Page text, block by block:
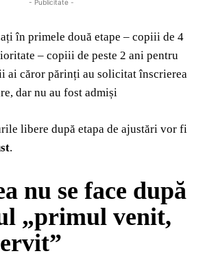
- Publicitate -
în primele două etape – copiii de 4
– copiii de peste 2 ani pentru
ai căror părinți au solicitat înscrierea
dar nu au fost admiși
libere după etapa de ajustări vor fi
.
nu se face după
„primul venit,